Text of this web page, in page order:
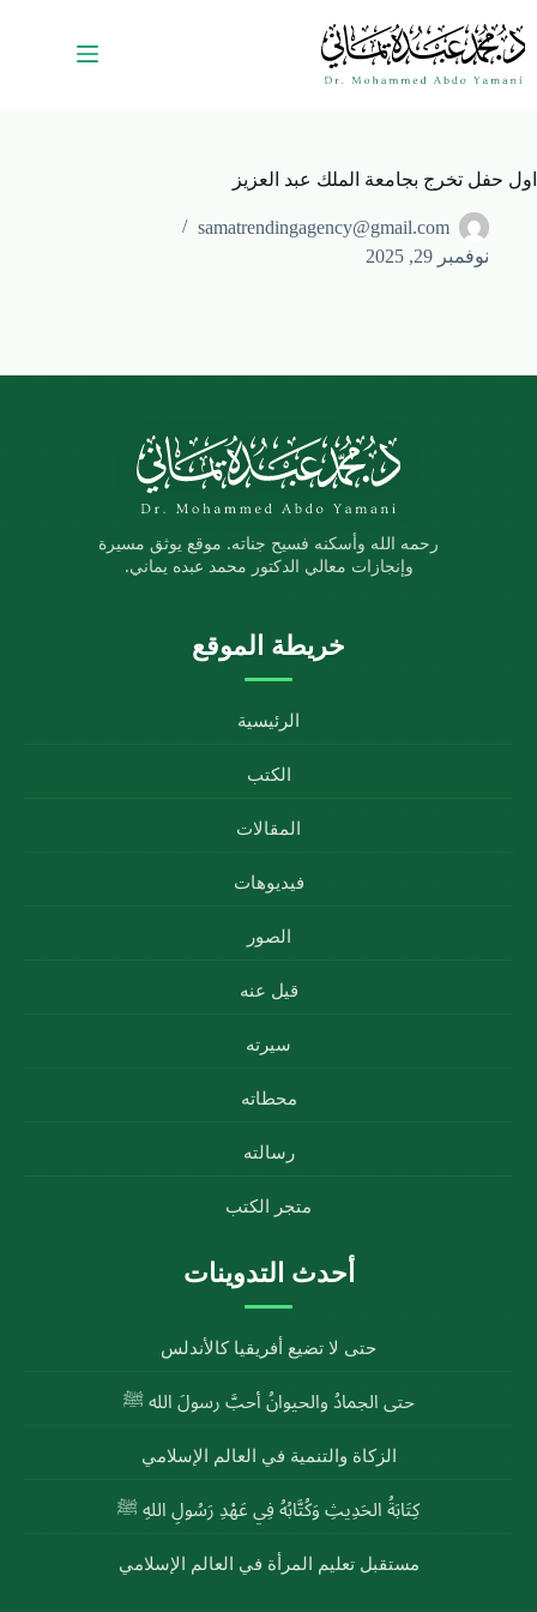
samatrendingagency@gmail.com
نوفمبر 29, 2025
رحمه الله وأسكنه فسيح جناته. موقع يوثق مسيرة
وإنجازات معالي الدكتور محمد عبده يماني.
خريطة الموقع
الرئيسية
الكتب
المقالات
فيديوهات
الصور
قيل عنه
سيرته
محطاته
رسالته
متجر الكتب
أحدث التدوينات
حتى لا تضيع أفريقيا كالأندلس
حتى الجمادُ والحيوانُ أحبَّ رسولَ الله ﷺ
الزكاة والتنمية في العالم الإسلامي
كِتَابَةُ الحَدِيثِ وَكُتَّابُهُ فِي عَهْدِ رَسُولِ اللهِ ﷺ
مستقبل تعليم المرأة في العالم الإسلامي